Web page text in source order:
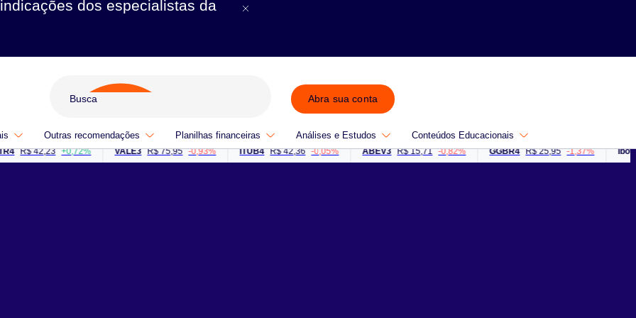
dos especialistas da
Abra sua conta
Outras recomendações Planilhas financeiras Análises e Estudos Conteúdos Educacionais
42,23 +0,72% VALE3 R$ 75,95 -0,93% ITUB4 R$ 42,36 -0,05% ABEV3 R$ 15,71 -0,82% GGBR4 R$ 25,95 -1,37% Ibovespa